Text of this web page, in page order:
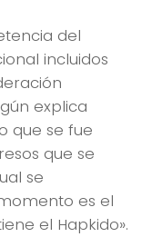
del
incluidos
explica
que se fue
que se
se
es el
el Hapkido».